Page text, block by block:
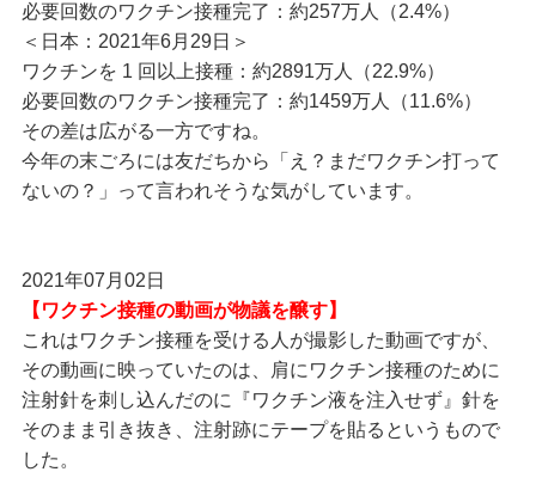
必要回数のワクチン接種完了：約257万人（2.4%）
＜日本：2021年6月29日＞
ワクチンを 1 回以上接種：約2891万人（22.9%）
必要回数のワクチン接種完了：約1459万人（11.6%）
その差は広がる一方ですね。
今年の末ごろには友だちから「え？まだワクチン打って
ないの？」って言われそうな気がしています。
2021年07月02日
【ワクチン接種の動画が物議を醸す】
これはワクチン接種を受ける人が撮影した動画ですが、
その動画に映っていたのは、肩にワクチン接種のために
注射針を刺し込んだのに『ワクチン液を注入せず』針を
そのまま引き抜き、注射跡にテープを貼るというもので
した。